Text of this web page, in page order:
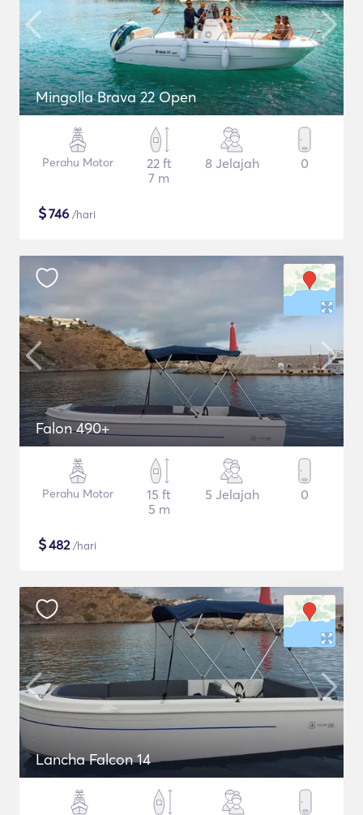
Mingolla Brava 22 Open
Perahu Motor
22 ft
7 m
8 Jelajah 0
$746 /hari
Falon 490+
Perahu Motor
15 ft
5 m
5 Jelajah 0
$482/hari
Lancha Falcon 14